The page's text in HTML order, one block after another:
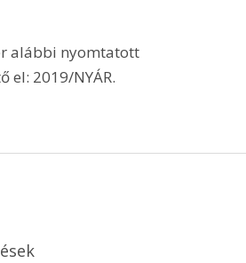
alábbi nyomtatott
el: 2019/NYÁR.